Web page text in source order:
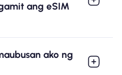
ang eSIM
ako ng